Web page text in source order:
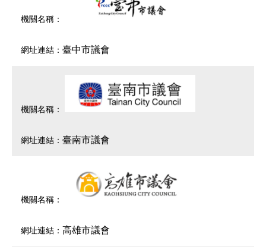
臺中市議會
臺南市議會
高雄市議會